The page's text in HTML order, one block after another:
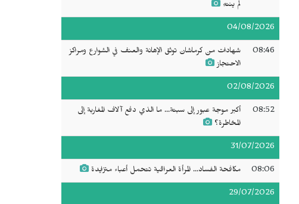
لم ينتهِ
04/08/2026
08:46
شهادات من كرماشان توثق الإهانة والعنف في الشوارع ومراكز
الاحتجاز
02/08/2026
08:52
أكبر موجة عبور إلى سبتة... ما الذي دفع آلاف المغاربة إلى
المخاطرة؟
31/07/2026
08:06 مكافحة الفساد... المرأة العراقية تتحمل أعباء متزايدة
29/07/2026